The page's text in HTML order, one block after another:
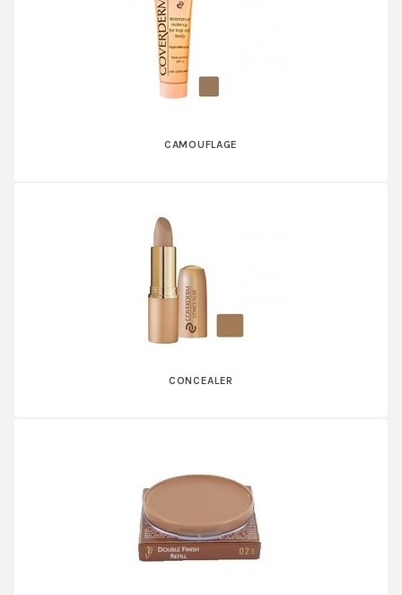
CAMOUFLAGE
CONCEALER